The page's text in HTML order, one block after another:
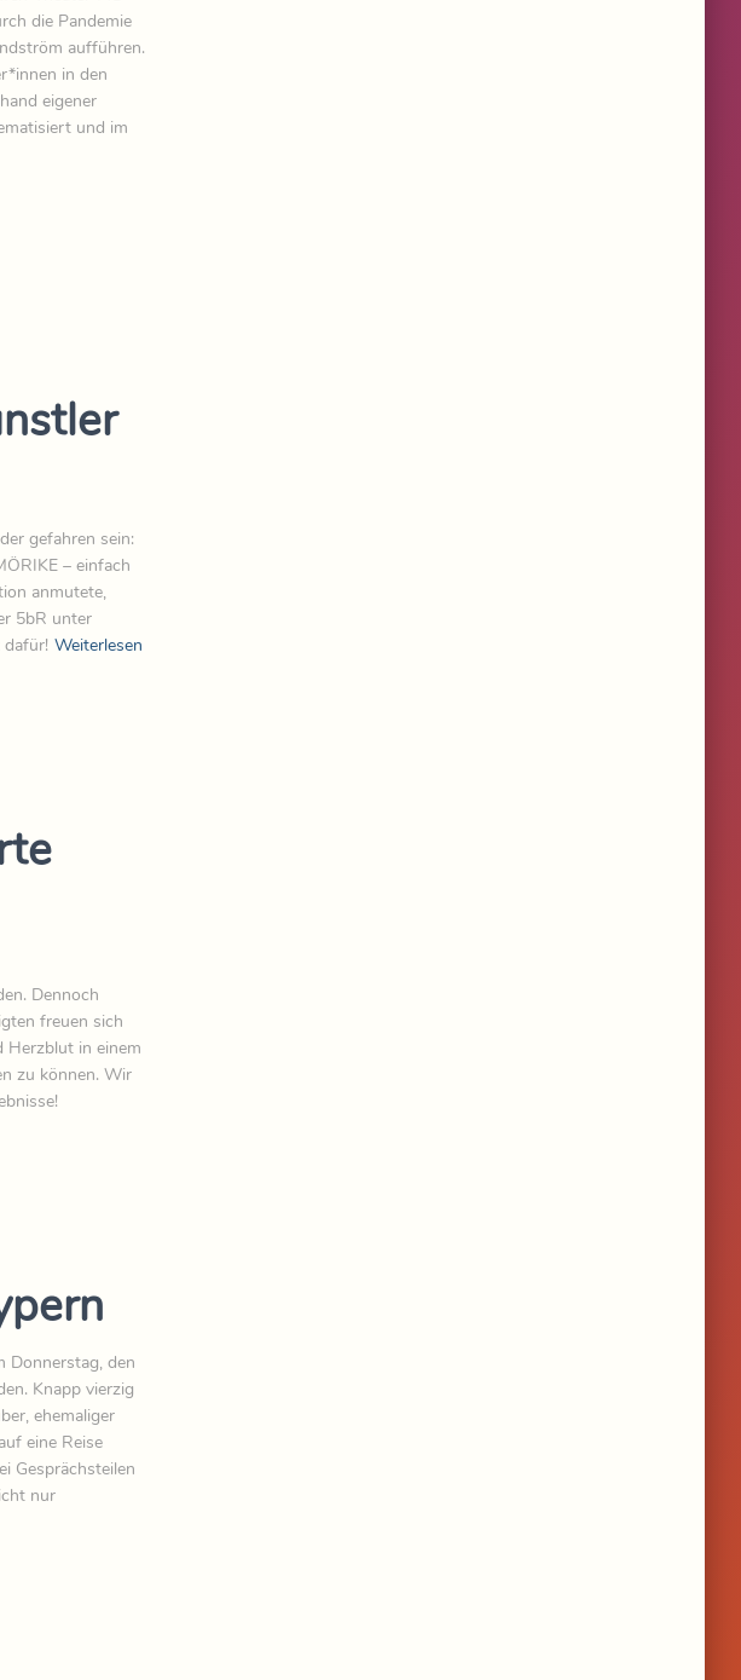
die Pandemie
aufführen.
in den
eigener
und im
gefahren sein:
– einfach
anmutete,
5bR unter
dafür! Weiterlesen
Dennoch
freuen sich
Herzblut in einem
zu können. Wir
Donnerstag, den
Knapp vierzig
ehemaliger
eine Reise
Gesprächsteilen
nur